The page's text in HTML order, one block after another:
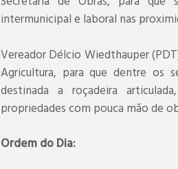
intermunicipal e laboral nas
Vereador Délcio Wiedthauper
Agricultura, para que dentre os
destinada a roçadeira
propriedades com pouca mão de
Ordem do Dia: